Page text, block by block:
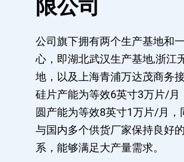
限公司
公司旗下拥有两个生产基地和
心，即湖北武汉生产基地,浙江
地，以及上海青浦万达茂商务接
硅片产能为等效6英寸3万片/月
圆产能为等效8英寸1万片/月，
与国内多个供货厂家保持良好
系，能够满足大产量需求。